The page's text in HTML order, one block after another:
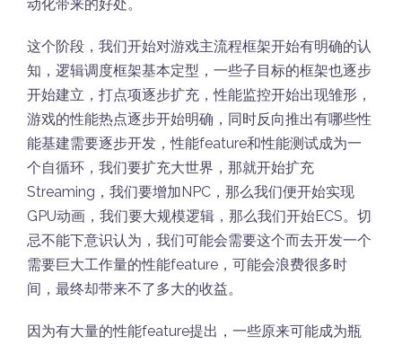
动化带来的好处。
这个阶段，我们开始对游戏主流程框架开始有明确的认
知，逻辑调度框架基本定型，一些子目标的框架也逐步
开始建立，打点项逐步扩充，性能监控开始出现雏形，
游戏的性能热点逐步开始明确，同时反向推出有哪些性
能基建需要逐步开发，性能feature和性能测试成为一
个自循环，我们要扩充大世界，那就开始扩充
Streaming，我们要增加NPC，那么我们便开始实现
GPU动画，我们要大规模逻辑，那么我们开始ECS。切
忌不能下意识认为，我们可能会需要这个而去开发一个
需要巨大工作量的性能feature，可能会浪费很多时
间，最终却带来不了多大的收益。
因为有大量的性能feature提出，一些原来可能成为瓶